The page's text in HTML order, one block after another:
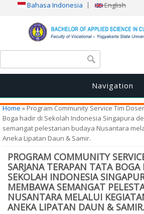
Bahasa Indonesia English
Search form
Navigation
You are here
Home» Program Community Service Tim
Boga hadir di Sekolah Indonesia Singapura
semangat pelestarian budaya Nusantara
Aneka Lipatan Daun & Samir.
PROGRAM COMMUNITY
SARJANA TERAPAN TATA BOGA
SEKOLAH INDONESIA
MEMBAWA SEMANGAT
NUSANTARA MELALUI
ANEKA LIPATAN DAUN & SAMIR.